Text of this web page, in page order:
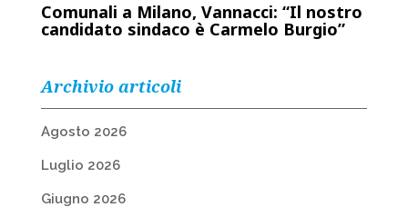
Comunali a Milano, Vannacci: “Il nostro
candidato sindaco è Carmelo Burgio”
Archivio articoli
Agosto 2026
Luglio 2026
Giugno 2026